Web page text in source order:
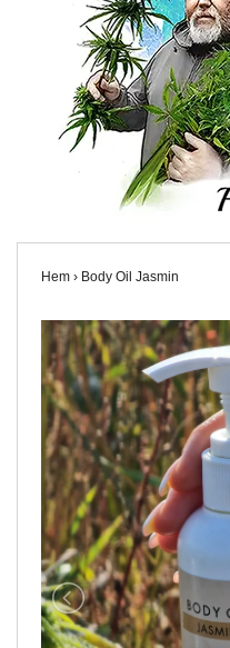
Hem › Body Oil Jasmin